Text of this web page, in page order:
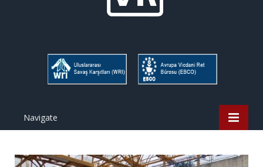
Navigate